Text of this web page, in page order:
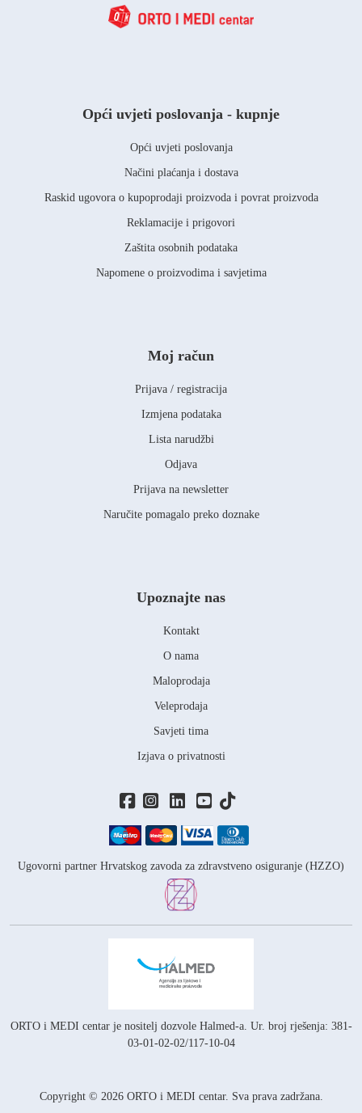
Opći uvjeti poslovanja - kupnje
Opći uvjeti poslovanja
Načini plaćanja i dostava
Raskid ugovora o kupoprodaji proizvoda i povrat proizvoda
Reklamacije i prigovori
Zaštita osobnih podataka
Napomene o proizvodima i savjetima
Moj račun
Prijava / registracija
Izmjena podataka
Lista narudžbi
Odjava
Prijava na newsletter
Naručite pomagalo preko doznake
Copyright © 2026 ORTO i MEDI centar. Sva prava zadržana.
Ugovorni partner Hrvatskog zavoda za zdravstveno osiguranje (HZZO)
ORTO i MEDI centar je nositelj dozvole Halmed-a. Ur. broj rješenja: 381-
03-01-02-02/117-10-04
Upoznajte nas
Kontakt
O nama
Maloprodaja
Veleprodaja
Savjeti tima
Izjava o privatnosti